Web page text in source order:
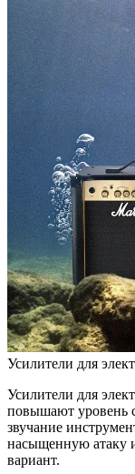
Усилители для
Усилители для
повышают уровень
звучание
насыщенную атаку
вариант.